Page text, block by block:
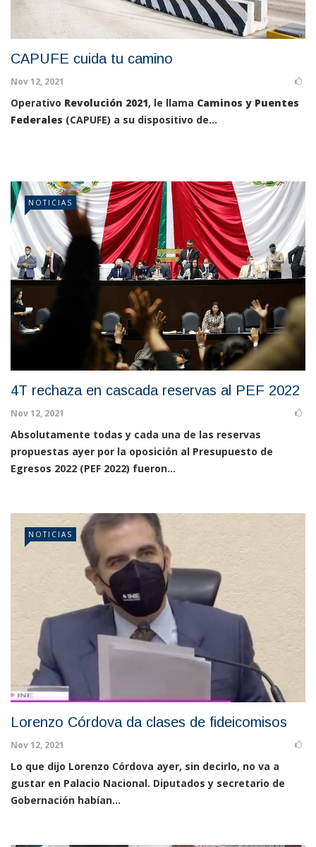
CAPUFE cuida tu camino
Nov 12, 2021
Operativo Revolución 2021, le llama Caminos y Puentes
Federales (CAPUFE) a su dispositivo de...
NOTICIAS
4T rechaza en cascada reservas al PEF 2022
Nov 12, 2021
Absolutamente todas y cada una de las reservas
propuestas ayer por la oposición al Presupuesto de
Egresos 2022 (PEF 2022) fueron...
NOTICIAS
Lorenzo Córdova da clases de fideicomisos
Nov 12, 2021
Lo que dijo Lorenzo Córdova ayer, sin decirlo, no va a
gustar en Palacio Nacional. Diputados y secretario de
Gobernación habían...